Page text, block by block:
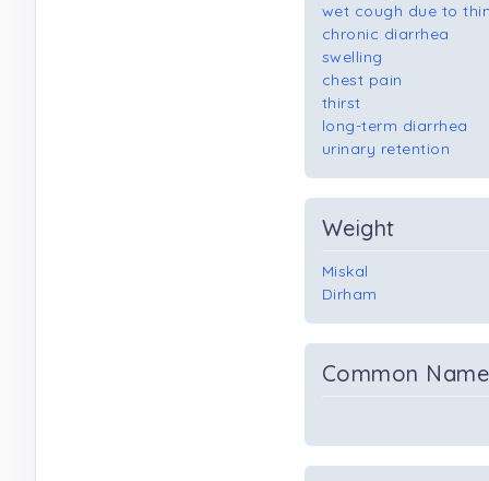
wet cough due to
chronic diarrhea
swelling
chest pain
thirst
long-term diarrhea
urinary retention
Weight
Miskal
Dirham
Common Name